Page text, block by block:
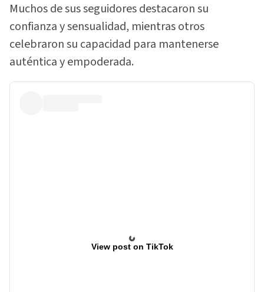
Muchos de sus seguidores destacaron su
confianza y sensualidad, mientras otros
celebraron su capacidad para mantenerse
auténtica y empoderada.
View post on TikTok